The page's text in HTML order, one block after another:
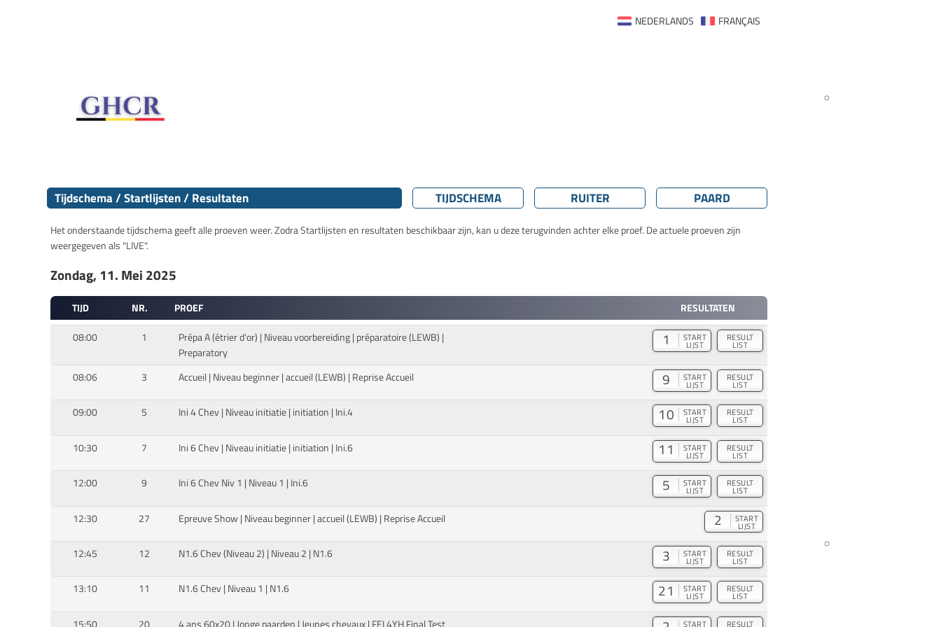
FRANÇAIS
NEDERLANDS
Tijdschema / Startlijsten / Resultaten TIJDSCHEMA RUITER PAARD
Het onderstaande tijdschema geeft alle proeven weer. Zodra Startlijsten en resultaten beschikbaar zijn, kan u deze terugvinden achter elke proef. De actuele proeven zijn
weergegeven als "LIVE".
Zondag, 11. Mei 2025
TIJD NR. PROEF
RESULTATEN
08:00
1
Prépa A (étrier d'or) | Niveau voorbereiding | préparatoire (LEWB) |
Preparatory
1 START
LIJST
RESULT
LIST
08:06 3 Accueil | Niveau beginner | accueil (LEWB) | Reprise Accueil 9 START
LIJST
RESULT
LIST
09:00 5 Ini 4 Chev | Niveau initiatie | initiation | Ini.4 10 START
LIJST
RESULT
LIST
10:30 7 Ini 6 Chev | Niveau initiatie | initiation | Ini.6 11 START
LIJST
RESULT
LIST
12:00 9 Ini 6 Chev Niv 1 | Niveau 1 | Ini.6 5 START
LIJST
RESULT
LIST
12:30 27 Epreuve Show | Niveau beginner | accueil (LEWB) | Reprise Accueil 2 START
LIJST
12:45 12 N1.6 Chev (Niveau 2) | Niveau 2 | N1.6 3 START
LIJST
RESULT
LIST
13:10 11 N1.6 Chev | Niveau 1 | N1.6 21 START
LIJST
RESULT
LIST
START RESULT